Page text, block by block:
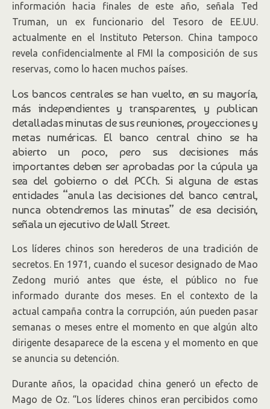
información hacia finales de este año, señala Ted
Truman, un ex funcionario del Tesoro de EE.UU.
actualmente en el Instituto Peterson. China tampoco
revela confidencialmente al FMI la composición de sus
reservas, como lo hacen muchos países.
Los bancos centrales se han vuelto, en su mayoría,
más independientes y transparentes, y publican
detalladas minutas de sus reuniones, proyecciones y
metas numéricas. El banco central chino se ha
abierto un poco, pero sus decisiones más
importantes deben ser aprobadas por la cúpula ya
sea del gobierno o del PCCh. Si alguna de estas
entidades “anula las decisiones del banco central,
nunca obtendremos las minutas” de esa decisión,
señala un ejecutivo de Wall Street.
Los líderes chinos son herederos de una tradición de
secretos. En 1971, cuando el sucesor designado de Mao
Zedong murió antes que éste, el público no fue
informado durante dos meses. En el contexto de la
actual campaña contra la corrupción, aún pueden pasar
semanas o meses entre el momento en que algún alto
dirigente desaparece de la escena y el momento en que
se anuncia su detención.
Durante años, la opacidad china generó un efecto de
Mago de Oz. “Los líderes chinos eran percibidos como